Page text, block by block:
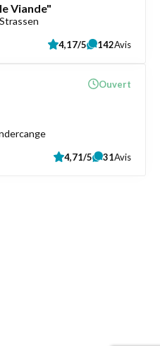
Viande"
4,17/5 142Avis
Ouvert
4,71/5 31Avis